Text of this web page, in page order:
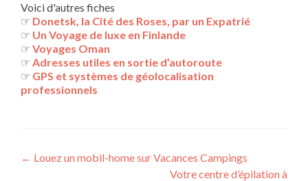
Voici d'autres fiches
☞ Donetsk, la Cité des Roses, par un Expatrié
☞ Un Voyage de luxe en Finlande
☞ Voyages Oman
☞ Adresses utiles en sortie d’autoroute
☞ GPS et systèmes de géolocalisation
professionnels
Navigation
← Louez un mobil-home sur Vacances Campings
Votre centre d’épilation à